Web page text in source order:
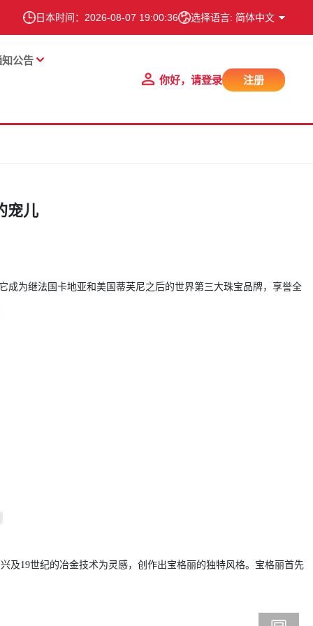
日本时间： 2026-08-07 19:00:37 选择语言: 简体中文
知公告
你好，请登录
注册
宠儿​
为继法国卡地亚和美国蒂芙尼之后的世界第三大珠宝品牌，享誉全
19世纪的冶金技术为灵感，创作出宝格丽的独特风格。宝格丽首先